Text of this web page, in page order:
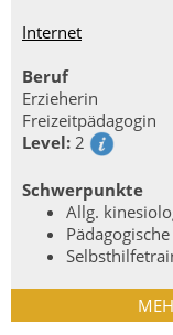
Internet
Beruf
Erzieherin
Freizeitpädagogin
Level: 2
Schwerpunkte
Allg.